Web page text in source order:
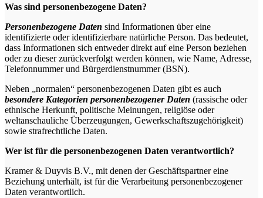
Was sind personenbezogene Daten?
Personenbezogene Daten sind Informationen über eine
identifizierte oder identifizierbare natürliche Person. Das bedeutet,
dass Informationen sich entweder direkt auf eine Person beziehen
oder zu dieser zurückverfolgt werden können, wie Name, Adresse,
Telefonnummer und Bürgerdienstnummer (BSN).
Neben „normalen“ personenbezogenen Daten gibt es auch
besondere Kategorien personenbezogener Daten (rassische oder
ethnische Herkunft, politische Meinungen, religiöse oder
weltanschauliche Überzeugungen, Gewerkschaftszugehörigkeit)
sowie strafrechtliche Daten.
Wer ist für die personenbezogenen Daten verantwortlich?
Kramer & Duyvis B.V., mit denen der Geschäftspartner eine
Beziehung unterhält, ist für die Verarbeitung personenbezogener
Daten verantwortlich.